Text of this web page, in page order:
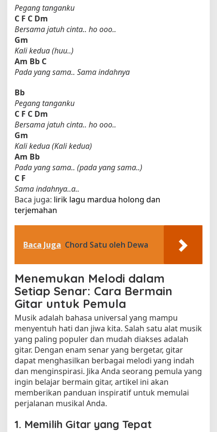
Pegang tanganku
C F C Dm
Bersama jatuh cinta.. ho ooo..
Gm
Kali kedua (huu..)
Am Bb C
Pada yang sama.. Sama indahnya
Bb
Pegang tanganku
C F C Dm
Bersama jatuh cinta.. ho ooo..
Gm
Kali kedua (Kali kedua)
Am Bb
Pada yang sama.. (pada yang sama..)
C F
Sama indahnya..a..
Baca juga: lirik lagu mardua holong dan
terjemahan​
Baca Juga Chord Satu oleh Dewa
Menemukan Melodi dalam
Setiap Senar: Cara Bermain
Gitar untuk Pemula
Musik adalah bahasa universal yang mampu
menyentuh hati dan jiwa kita. Salah satu alat musik
yang paling populer dan mudah diakses adalah
gitar. Dengan enam senar yang bergetar, gitar
dapat menghasilkan berbagai melodi yang indah
dan menginspirasi. Jika Anda seorang pemula yang
ingin belajar bermain gitar, artikel ini akan
memberikan panduan inspiratif untuk memulai
perjalanan musikal Anda.
1. Memilih Gitar yang Tepat